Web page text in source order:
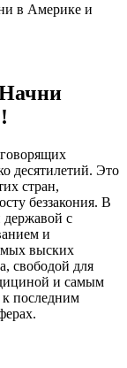
в Америке и
!
десятилетий. Это
стран,
беззакония. В
с
и
выских
свободой для
и самым
последним